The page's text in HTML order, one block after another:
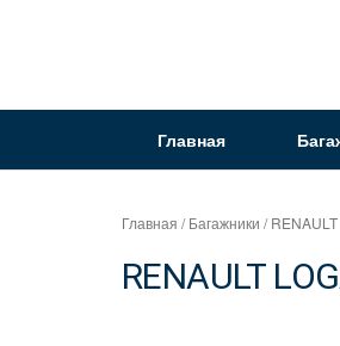
магазин
"Can
Auto"
Главная
Главная /Багажники /
RENAULT